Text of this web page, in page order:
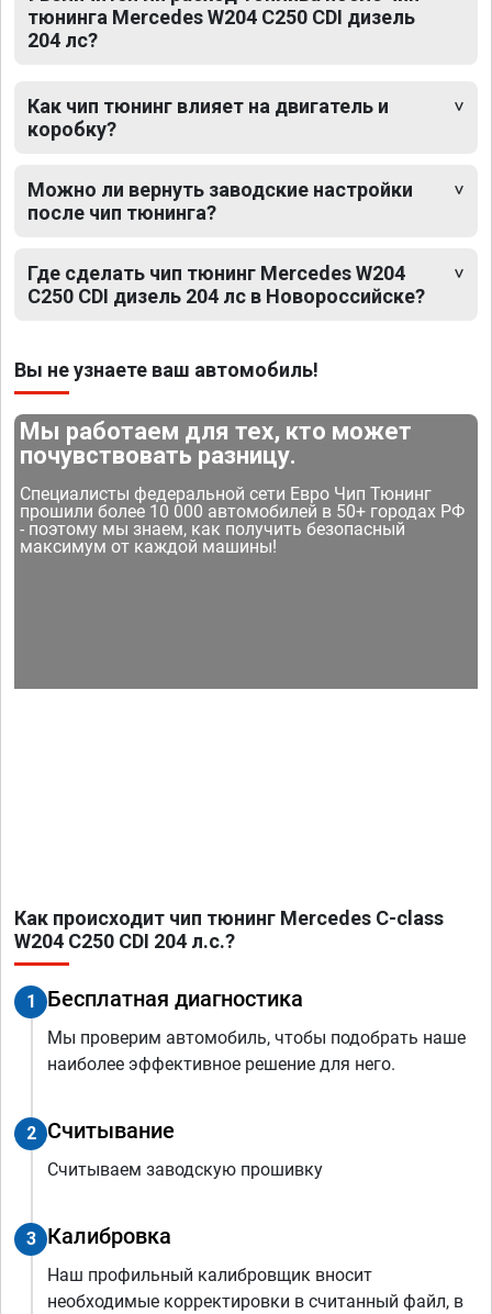
тюнинга Mercedes W204 C250 CDI дизель
204 лс?
Как чип тюнинг влияет на двигатель и
коробку?
Можно ли вернуть заводские настройки
после чип тюнинга?
Где сделать чип тюнинг Mercedes W204
C250 CDI дизель 204 лс в Новороссийске?
Вы не узнаете ваш автомобиль!
Мы работаем для тех, кто может
почувствовать разницу.
Специалисты федеральной сети Евро Чип Тюнинг
прошили более 10 000 автомобилей в 50+ городах РФ
- поэтому мы знаем, как получить безопасный
максимум от каждой машины!
Как происходит чип тюнинг Mercedes C-class
W204 C250 CDI 204 л.с.?
1 Бесплатная диагностика
Мы проверим автомобиль, чтобы подобрать наше
наиболее эффективное решение для него.
2 Считывание
Считываем заводскую прошивку
3 Калибровка
Наш профильный калибровщик вносит
необходимые корректировки в считанный файл, в